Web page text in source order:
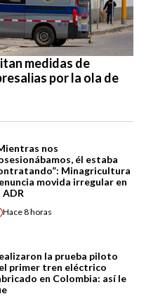
medidas de
por la ola de
nos
él estaba
Minagricultura
movida irregular en
ADR
Hace8 horas
la prueba piloto
primer tren eléctrico
en Colombia: así le